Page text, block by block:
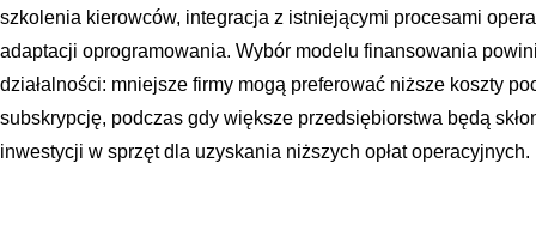
szkolenia kierowców, integracja z istniejącymi procesami
adaptacji oprogramowania. Wybór modelu finansowania
działalności: mniejsze firmy mogą preferować niższe koszty
subskrypcję, podczas gdy większe przedsiębiorstwa będą
inwestycji w sprzęt dla uzyskania niższych opłat operacyjnych.